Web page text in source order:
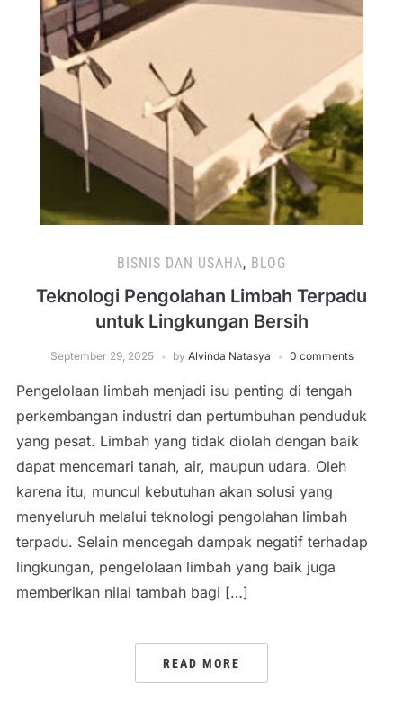
BISNIS DAN USAHA, BLOG
Teknologi Pengolahan Limbah Terpadu
untuk Lingkungan Bersih
September 29, 2025 by Alvinda Natasya 0 comments
Pengelolaan limbah menjadi isu penting di tengah
perkembangan industri dan pertumbuhan penduduk
yang pesat. Limbah yang tidak diolah dengan baik
dapat mencemari tanah, air, maupun udara. Oleh
karena itu, muncul kebutuhan akan solusi yang
menyeluruh melalui teknologi pengolahan limbah
terpadu. Selain mencegah dampak negatif terhadap
lingkungan, pengelolaan limbah yang baik juga
memberikan nilai tambah bagi […]
READ MORE